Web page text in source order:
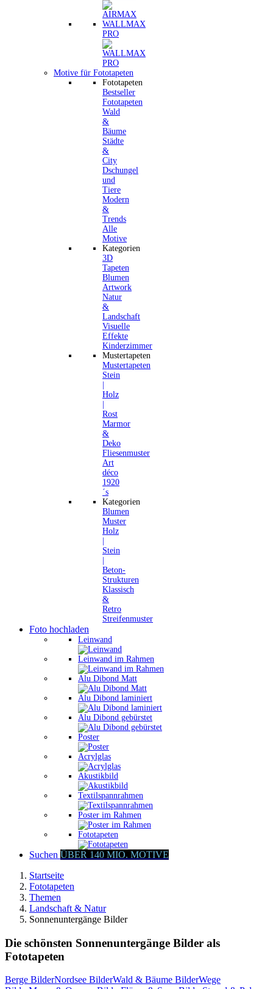
WALLMAX
PRO
Motive für Fototapeten
Fototapeten
Bestseller
Fototapeten
Wald
&
Bäume
Städte
&
City
Dschungel
und
Tiere
Modern
&
Trends
Alle
Motive
Kategorien
3D
Tapeten
Blumen
Artwork
Natur
&
Landschaft
Visuelle
Effekte
Kinderzimmer
Mustertapeten
Mustertapeten
Stein
Holz
Rost
Marmor
&
Deko
Fliesenmuster
Art
déco
1920
´s
Kategorien
Blumen
Muster
Holz
Stein
Beton-
Strukturen
Klassisch
&
Retro
Streifenmuster
Foto hochladen
Leinwand
Leinwand im Rahmen
Alu Dibond Matt
Alu Dibond laminiert
Alu Dibond gebürstet
Poster
Acrylglas
Akustikbild
Textilspannrahmen
Poster im Rahmen
Fototapeten
Suchen ÜBER 140 MIO. MOTIVE
Startseite
Fototapeten
Themen
Landschaft & Natur
Sonnenuntergänge Bilder
Die schönsten Sonnenuntergänge Bilder als
Fototapeten
Berge BilderNordsee BilderWald & Bäume BilderWege